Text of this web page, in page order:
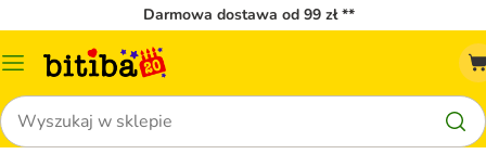
Darmowa dostawa od 99 zł **
Menu
Szukaj